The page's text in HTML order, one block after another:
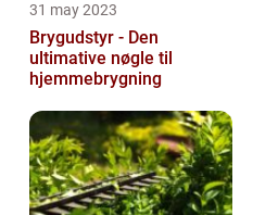
31 may 2023
Brygudstyr - Den
ultimative nøgle til
hjemmebrygning